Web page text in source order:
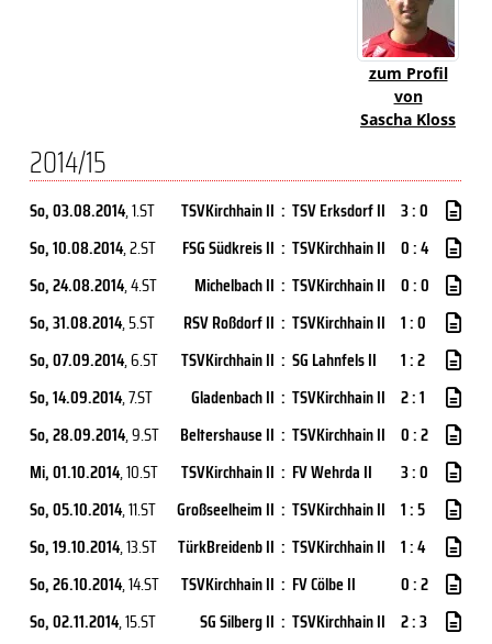
zum Profil
von
Sascha Kloss
2014/15
So, 03.08.2014, 1.ST TSVKirchhain II : TSV Erksdorf II 3 : 0
So, 10.08.2014, 2.ST FSG Südkreis II : TSVKirchhain II 0 : 4
So, 24.08.2014, 4.ST Michelbach II : TSVKirchhain II 0 : 0
So, 31.08.2014, 5.ST RSV Roßdorf II : TSVKirchhain II 1 : 0
So, 07.09.2014, 6.ST TSVKirchhain II : SG Lahnfels II
1 : 2
So, 14.09.2014, 7.ST Gladenbach II : TSVKirchhain II 2 : 1
So, 28.09.2014, 9.ST Beltershause II : TSVKirchhain II 0 : 2
Mi, 01.10.2014, 10.ST TSVKirchhain II : FV Wehrda II
3 : 0
So, 05.10.2014, 11.ST Großseelheim II : TSVKirchhain II 1 : 5
So, 19.10.2014, 13.ST TürkBreidenb II : TSVKirchhain II 1 : 4
So, 26.10.2014, 14.ST TSVKirchhain II : FV Cölbe II
0 : 2
So, 02.11.2014, 15.ST SG Silberg II : TSVKirchhain II 2 : 3